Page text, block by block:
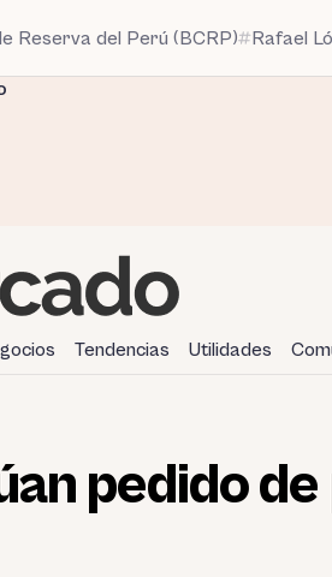
Reserva del Perú (BCRP) Rafael
Tendencias Utilidades
pedido